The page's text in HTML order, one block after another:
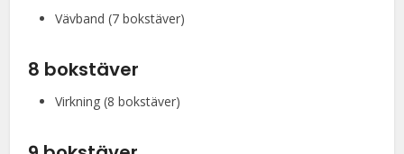
Vävband (7 bokstäver)
8 bokstäver
Virkning (8 bokstäver)